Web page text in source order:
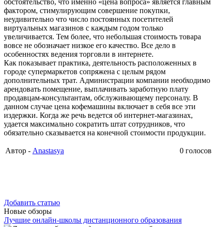
обстоятельство, что именно «цена вопроса» является главным
фактором, стимулирующим совершение покупки,
неудивительно что число постоянных посетителей
виртуальных магазинов с каждым годом только
увеличивается. Тем более, что небольшая стоимость товара
вовсе не обозначает низкое его качество. Все дело в
особенностях ведения торговли в интернете.
Как показывает практика, деятельность расположенных в
городе супермаркетов сопряжена с целым рядом
дополнительных трат. Администрации компании необходимо
арендовать помещение, выплачивать заработную плату
продавцам-консультантам, обслуживающему персоналу. В
данном случае цена кофемашины включает в себя все эти
издержки. Когда же речь ведется об интернет-магазинах,
удается максимально сократить штат сотрудников, что
обязательно сказывается на конечной стоимости продукции.
Автор - Anastasya 0 голосов
Добавить статью
Новые обзоры
Лучшие онлайн-школы дистанционного образования